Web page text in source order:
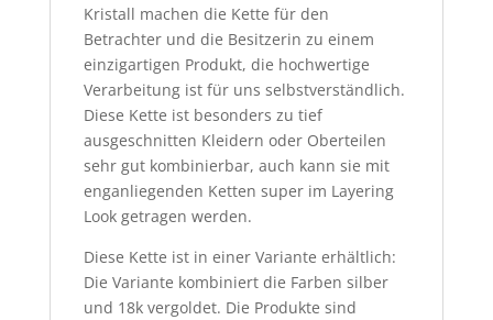
Kristall machen die Kette für den
Betrachter und die Besitzerin zu einem
einzigartigen Produkt, die hochwertige
Verarbeitung ist für uns selbstverständlich.
Diese Kette ist besonders zu tief
ausgeschnitten Kleidern oder Oberteilen
sehr gut kombinierbar, auch kann sie mit
enganliegenden Ketten super im Layering
Look getragen werden.
Diese Kette ist in einer Variante erhältlich:
Die Variante kombiniert die Farben silber
und 18k vergoldet. Die Produkte sind